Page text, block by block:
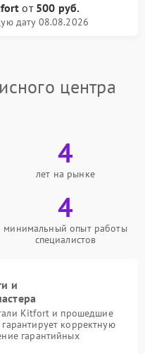
от 500 руб.
дату 08.08.2026
центра
4
лет на рынке
4
минимальный опыт работы
специалистов
и
Kitfort и прошедшие
корректную
гарантийных